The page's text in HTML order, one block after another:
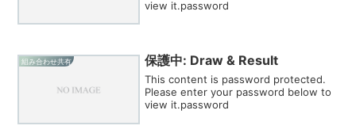
view it.password
組み合わせ共有 保護中: Draw & Result
This content is password protected.
Please enter your password below to
view it.password